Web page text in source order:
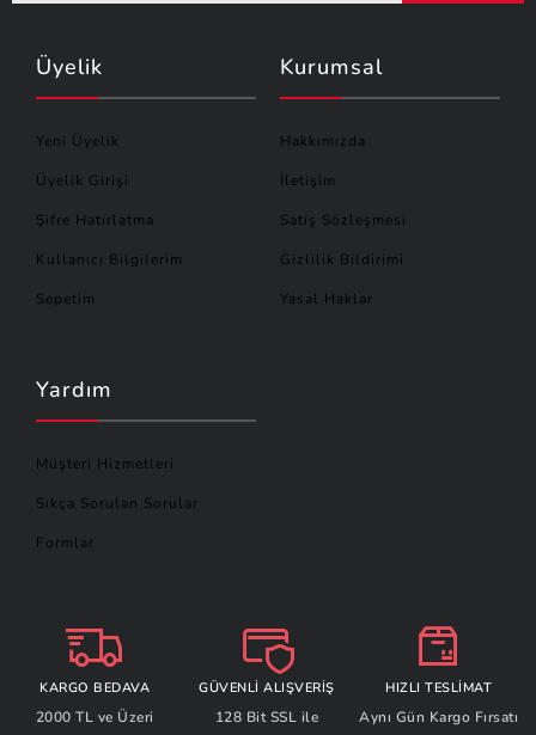
Üyelik
Yeni Üyelik
Üyelik Girişi
Şifre Hatırlatma
Kullanıcı Bilgilerim
Sepetim
Kurumsal
Hakkımızda
İletişim
Satış Sözleşmesi
Gizlilik Bildirimi
Yasal Haklar
Yardım
Müşteri Hizmetleri
Sıkça Sorulan Sorular
Formlar
KARGO BEDAVA
2000 TL ve Üzeri
GÜVENLİ ALIŞVERİŞ
128 Bit SSL ile
HIZLI TESLİMAT
Aynı Gün Kargo Fırsatı